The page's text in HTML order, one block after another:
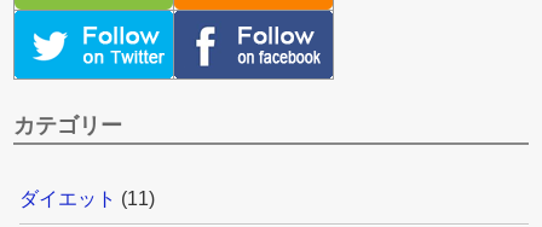
カテゴリー
ダイエット (11)